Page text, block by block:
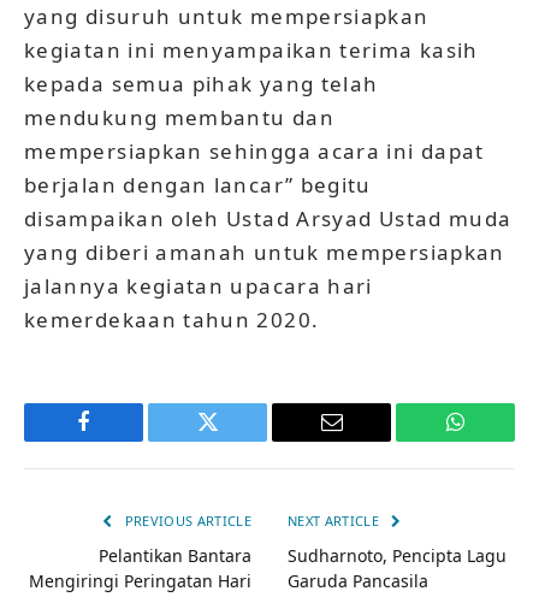
yang disuruh untuk mempersiapkan
kegiatan ini menyampaikan terima kasih
kepada semua pihak yang telah
mendukung membantu dan
mempersiapkan sehingga acara ini dapat
berjalan dengan lancar” begitu
disampaikan oleh Ustad Arsyad Ustad muda
yang diberi amanah untuk mempersiapkan
jalannya kegiatan upacara hari
kemerdekaan tahun 2020.
Facebook Twitter Email
PREVIOUS ARTICLE
Pelantikan Bantara
Mengiringi Peringatan Hari
NEXT ARTICLE
Sudharnoto, Pencipta Lagu
Garuda Pancasila